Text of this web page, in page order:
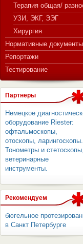
СЕРВЕР
Терапия общая/
УЗИ, ЭКГ, ЭЭГ
Хирургия
Нормативные документы
Репортажи
Тестирование
Партнеры
Немецкое
оборудование Riester:
офтальмоскопы,
отоскопы, ларингоскопы.
Тонометры и стетоскопы,
ветеринарные
инструменты.
Рекомендуем
бюгельное
в Санкт Петербурге